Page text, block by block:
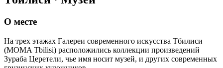
О месте
На трех этажах Галереи современного искусства Тбилиси
(MOMA Tbilisi) расположились коллекции произведений
Зураба Церетели, чье имя носит музей, и других современных